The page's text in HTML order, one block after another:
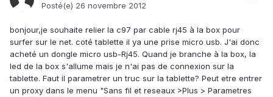
Posté(e) 26 novembre 2012
bonjour,je souhaite relier la c97 par cable rj45 à la box pour
surfer sur le net. coté tablette il ya une prise micro usb. J'ai donc
acheté un dongle micro usb-Rj45. Quand je branche à la box, la
led de la box s'allume mais je n'ai pas de connexion sur la
tablette. Faut il parametrer un truc sur la tablette? Peut etre entrer
un proxy dans le menu "Sans fil et reseaux >Plus > Parametres